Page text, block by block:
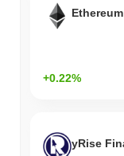
Ethereum
+0.22%